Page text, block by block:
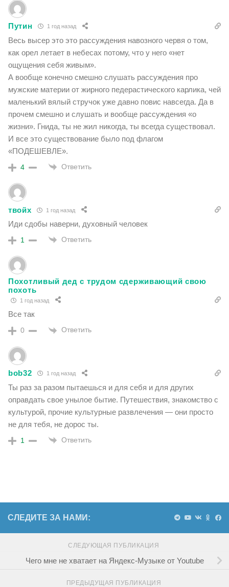
Путин 1 год назад
Весь высер это это рассуждения навозного червя о том,
как орел летает в небесах потому, что у него «нет
ощущения себя живым».
А вообще конечно смешно слушать рассуждения про
мужские материи от жирного педерастического карлика, чей
маленький вялый стручок уже давно повис навсегда. Да в
прочем смешно и слушать и вообще рассуждения «о
жизни». Гнида, ты не жил никогда, ты всегда существовал.
И все это существование было под флагом
«ПОДЕШЕВЛЕ».
4 Ответить
твойх 1 год назад
Иди сдобы наверни, духовный человек
1 Ответить
Похотливый дед с трудом сдерживающий свою
похоть
1 год назад
Все так
0 Ответить
bob32 1 год назад
Ты раз за разом пытаешься и для себя и для других
оправдать свое унылое бытие. Путешествия, знакомство с
культурой, прочие культурные развлечения — они просто
не для тебя, не дорос ты.
1 Ответить
СЛЕДИТЕ ЗА НАМИ:
СЛЕДУЮЩАЯ ПУБЛИКАЦИЯ
Чего мне не хватает на Яндекс-Музыке от Youtube
ПРЕДЫДУЩАЯ ПУБЛИКАЦИЯ